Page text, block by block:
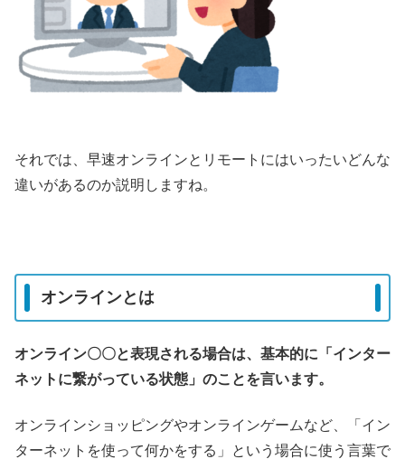
それでは、早速オンラインとリモートにはいったいどんな
違いがあるのか説明しますね。
オンラインとは
オンライン〇〇と表現される場合は、基本的に「インター
ネットに繋がっている状態」のことを言います。
オンラインショッピングやオンラインゲームなど、「イン
ターネットを使って何かをする」という場合に使う言葉で